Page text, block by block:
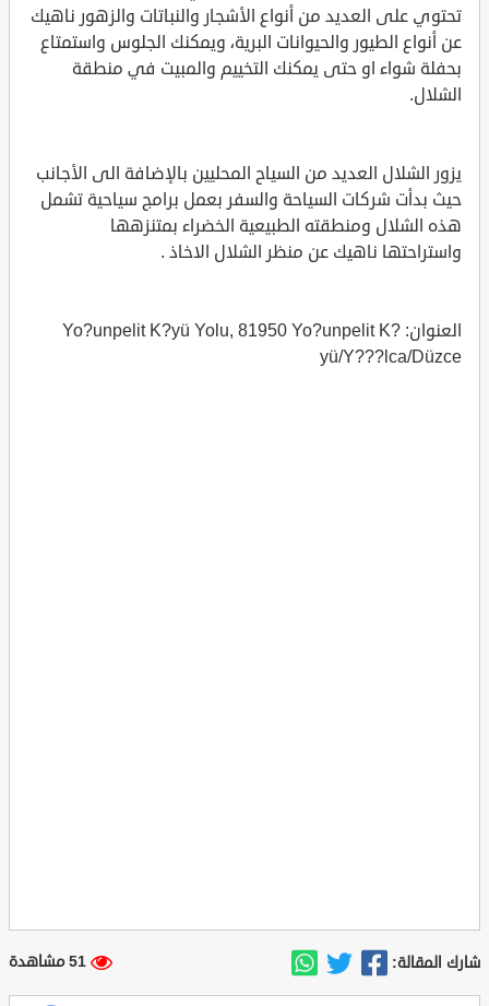
تحتوي على العديد من أنواع الأشجار والنباتات والزهور ناهيك
عن أنواع الطيور والحيوانات البرية، ويمكنك الجلوس واستمتاع
بحفلة شواء او حتى يمكنك التخييم والمبيت في منطقة
الشلال.
يزور الشلال العديد من السياح المحليين بالإضافة الى الأجانب
حيث بدأت شركات السياحة والسفر بعمل برامج سياحية تشمل
هذه الشلال ومنطقته الطبيعية الخضراء بمتنزهها
واستراحتها ناهيك عن منظر الشلال الاخاذ .
العنوان: Yo?unpelit K?yü Yolu, 81950 Yo?unpelit K?
yü/Y???lca/Düzce
شارك المقالة: 51 مشاهدة